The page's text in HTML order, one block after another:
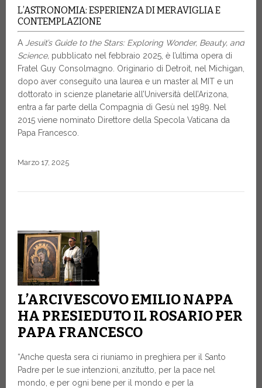
L’ASTRONOMIA: ESPERIENZA DI MERAVIGLIA E
CONTEMPLAZIONE
A Jesuit’s Guide to the Stars: Exploring Wonder, Beauty, and
Science, pubblicato nel febbraio 2025, è l’ultima opera di
Fratel Guy Consolmagno. Originario di Detroit, nel Michigan,
dopo aver conseguito una laurea e un master al MIT e un
dottorato in scienze planetarie all’Università dell’Arizona,
entra a far parte della Compagnia di Gesù nel 1989. Nel
2015 viene nominato Direttore della Specola Vaticana da
Papa Francesco.
Marzo 17, 2025
L’ARCIVESCOVO EMILIO NAPPA
HA PRESIEDUTO IL ROSARIO PER
PAPA FRANCESCO
“Anche questa sera ci riuniamo in preghiera per il Santo
Padre per le sue intenzioni, anzitutto, per la pace nel
mondo, e per ogni bene per il mondo e per la